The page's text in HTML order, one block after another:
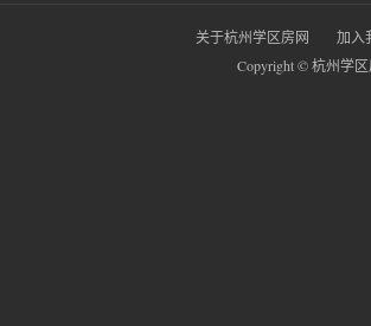
关于杭州学区房网
加入
Copyright © 杭州学